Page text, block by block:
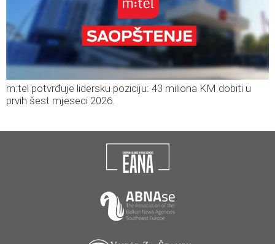
m:tel potvrđuje lidersku poziciju: 43 miliona KM dobiti u
prvih šest mjeseci 2026.